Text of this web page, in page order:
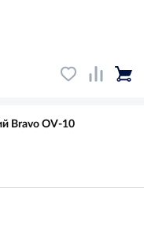
Bravo OV-10